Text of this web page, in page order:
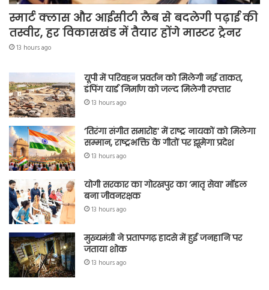
स्मार्ट क्लास और आईसीटी लैब से बदलेगी पढ़ाई की
तस्वीर, हर विकासखंड में तैयार होंगे मास्टर ट्रेनर
13 hours ago
यूपी में परिवहन प्रवर्तन को मिलेगी नई ताकत,
डंपिंग यार्ड निर्माण को जल्द मिलेगी रफ्तार
13 hours ago
‘तिरंगा संगीत समारोह’ में राष्ट्र नायकों को मिलेगा
सम्मान, राष्ट्रभक्ति के गीतों पर झूमेगा प्रदेश
13 hours ago
योगी सरकार का गोरखपुर का ‘मातृ सेवा’ मॉडल
बना जीवनरक्षक
13 hours ago
मुख्यमंत्री ने प्रतापगढ़ हादसे में हुई जनहानि पर
जताया शोक
13 hours ago